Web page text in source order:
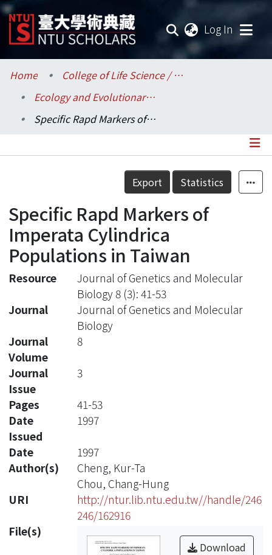
Log In
Communities & Collections
Research Outputs
Statistics
Home
College of Life Science / 生命科學院
Ecology and Evolutionary Biology / 生態學與演化生物學研究所
Specific Rapd Markers of Imperata Cylindrica Populations in Taiwan
Details
Export Statistics
Specific Rapd Markers of
Imperata Cylindrica
Populations in Taiwan
Resource
Journal of Genetics and Molecular
Biology 8 (3): 41-53
Journal
Journal of Genetics and Molecular
Biology
Journal
Volume
8
Journal
Issue
3
Pages
41-53
Date
Issued
1997
Date
1997
Author(s)
Cheng, Kur-Ta
Chou, Chang-Hung
URI
http://ntur.lib.ntu.edu.tw//handle/246
246/162916
File(s)
Download